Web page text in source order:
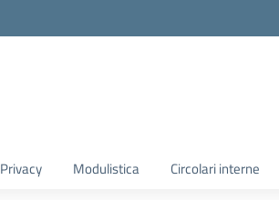
Privacy Modulistica Circolari interne